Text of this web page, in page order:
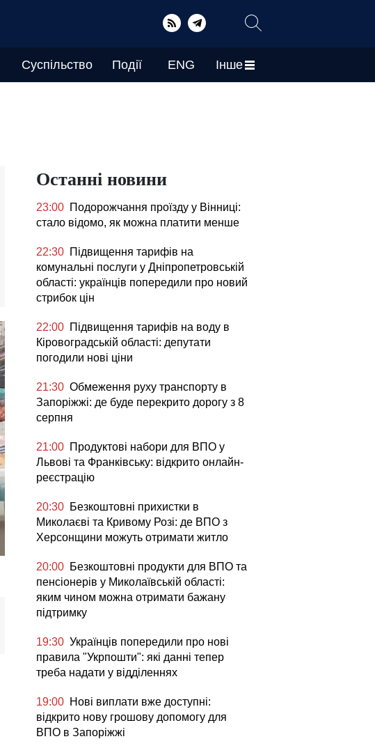
Суспільство Події ENG Інше
Останні новини
23:00 Подорожчання проїзду у Вінниці:
стало відомо, як можна платити менше
22:30 Підвищення тарифів на
комунальні послуги у Дніпропетровській
області: українців попередили про новий
стрибок цін
22:00 Підвищення тарифів на воду в
Кіровоградській області: депутати
погодили нові ціни
21:30 Обмеження руху транспорту в
Запоріжжі: де буде перекрито дорогу з 8
серпня
21:00 Продуктові набори для ВПО у
Львові та Франківську: відкрито онлайн-
реєстрацію
20:30 Безкоштовні прихистки в
Миколаєві та Кривому Розі: де ВПО з
Херсонщини можуть отримати житло
20:00 Безкоштовні продукти для ВПО та
пенсіонерів у Миколаївській області:
яким чином можна отримати бажану
підтримку
19:30 Українців попередили про нові
правила "Укрпошти": які данні тепер
треба надати у відділеннях
19:00 Нові виплати вже доступні:
відкрито нову грошову допомогу для
ВПО в Запоріжжі